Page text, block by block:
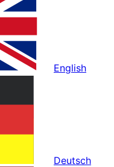
English
Deutsch